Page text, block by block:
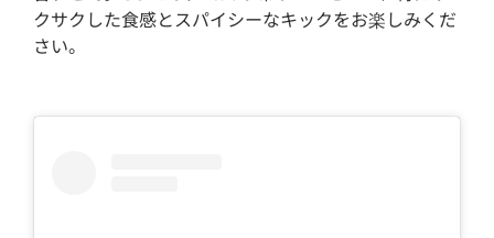
クサクした食感とスパイシーなキックをお楽しみくだ
さい。